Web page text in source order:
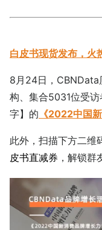
白皮书现货发布，火
8月24日，CBNData
构、集合5031位受
字】的 《2022中国
此外，扫描下方二维
皮书直减券 ，解锁群